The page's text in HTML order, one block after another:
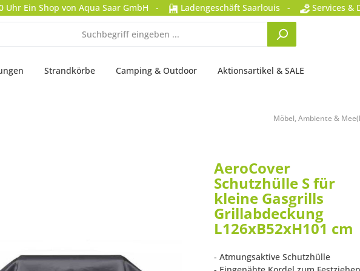
Uhr Ein Shop von Aqua Saar GmbH - Ladengeschäft Saarlouis - Services &
Strandkörbe Camping & Outdoor Aktionsartikel & SALE
Möbel, Ambiente &
AeroCover
Schutzhülle S für
kleine Gasgrills
Grillabdeckung
L126xB52xH101 cm
- Atmungsaktive Schutzhülle